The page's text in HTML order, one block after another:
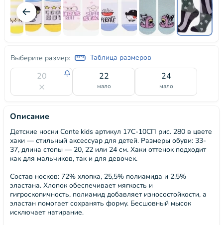
Выберите размер: Таблица размеров
20 22
мало
24
мало
Описание
Детские носки Conte kids артикул 17С-10СП рис. 280 в цвете
хаки — стильный аксессуар для детей. Размеры обуви: 33-
37, длина стопы — 20, 22 или 24 см. Хаки оттенок подходит
как для мальчиков, так и для девочек.
Состав носков: 72% хлопка, 25,5% полиамида и 2,5%
эластана. Хлопок обеспечивает мягкость и
гигроскопичность, полиамид добавляет износостойкости, а
эластан помогает сохранять форму. Бесшовный мысок
исключает натирание.